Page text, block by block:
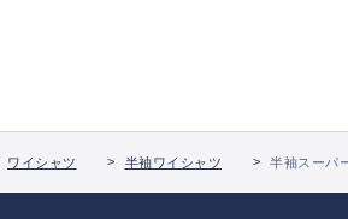
ワイシャツ 半袖ワイシャツ 半袖スーパ